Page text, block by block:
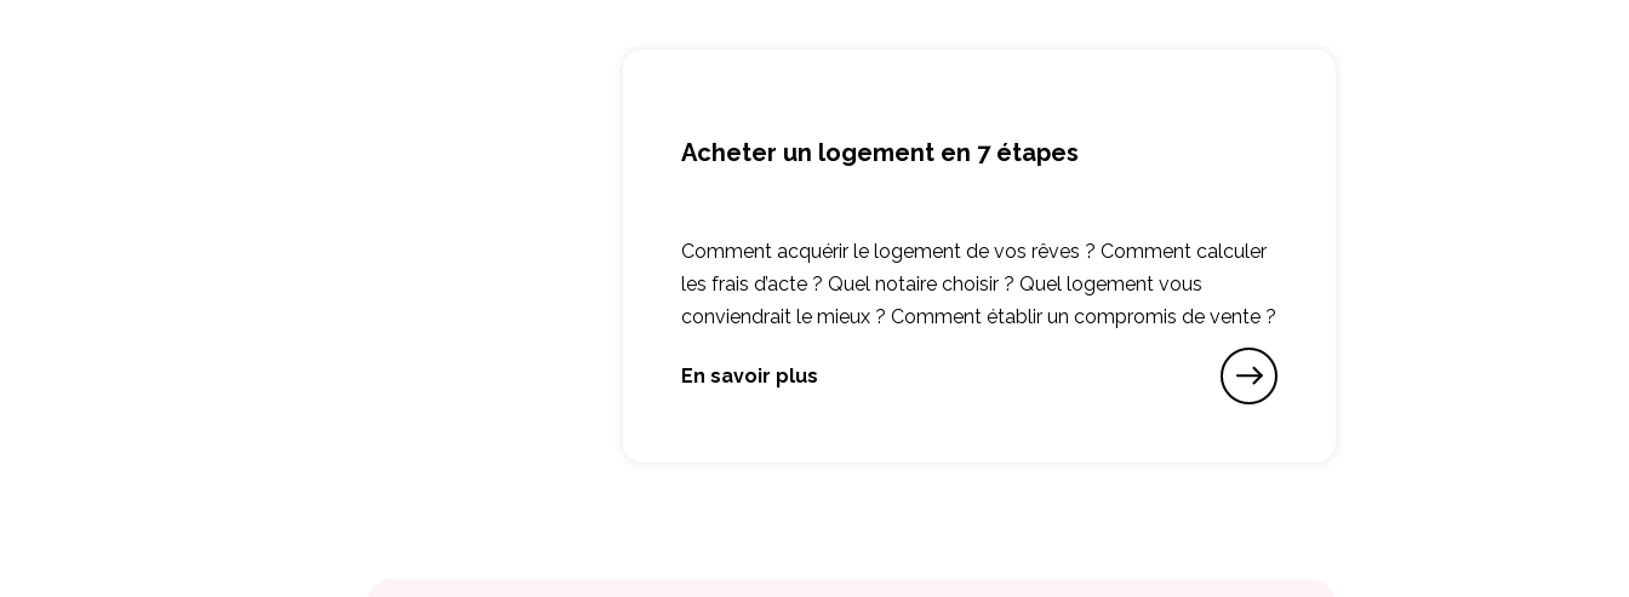
Acheter un logement en 7 étapes
Comment acquérir le logement de vos rêves ? Comment calculer
les frais d’acte ? Quel notaire choisir ? Quel logement vous
conviendrait le mieux ? Comment établir un compromis de vente ?
En savoir plus